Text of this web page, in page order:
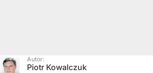
Autor:
Piotr Kowalczuk